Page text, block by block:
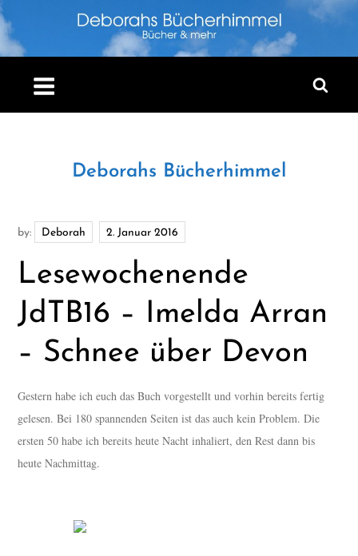
Skip
to
content
Deborahs Bücherhimmel
by: Deborah
Lesewochenende
JdTB16 – Imelda Arran
– Schnee über Devon
Gestern habe ich euch das Buch vorgestellt und vorhin bereits fertig
gelesen. Bei 180 spannenden Seiten ist das auch kein Problem. Die
ersten 50 habe ich bereits heute Nacht inhaliert, den Rest dann bis
heute Nachmittag.